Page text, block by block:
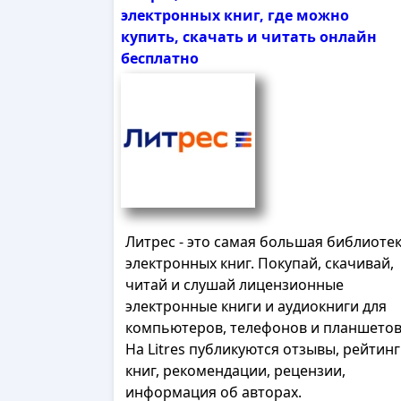
электронных книг, где можно
купить, скачать и читать онлайн
бесплатно
Литрес - это самая большая
электронных книг. Покупай, скачивай,
читай и слушай лицензионные
электронные книги и аудиокниги для
компьютеров, телефонов и
На Litres публикуются отзывы,
книг, рекомендации, рецензии,
информация об авторах.